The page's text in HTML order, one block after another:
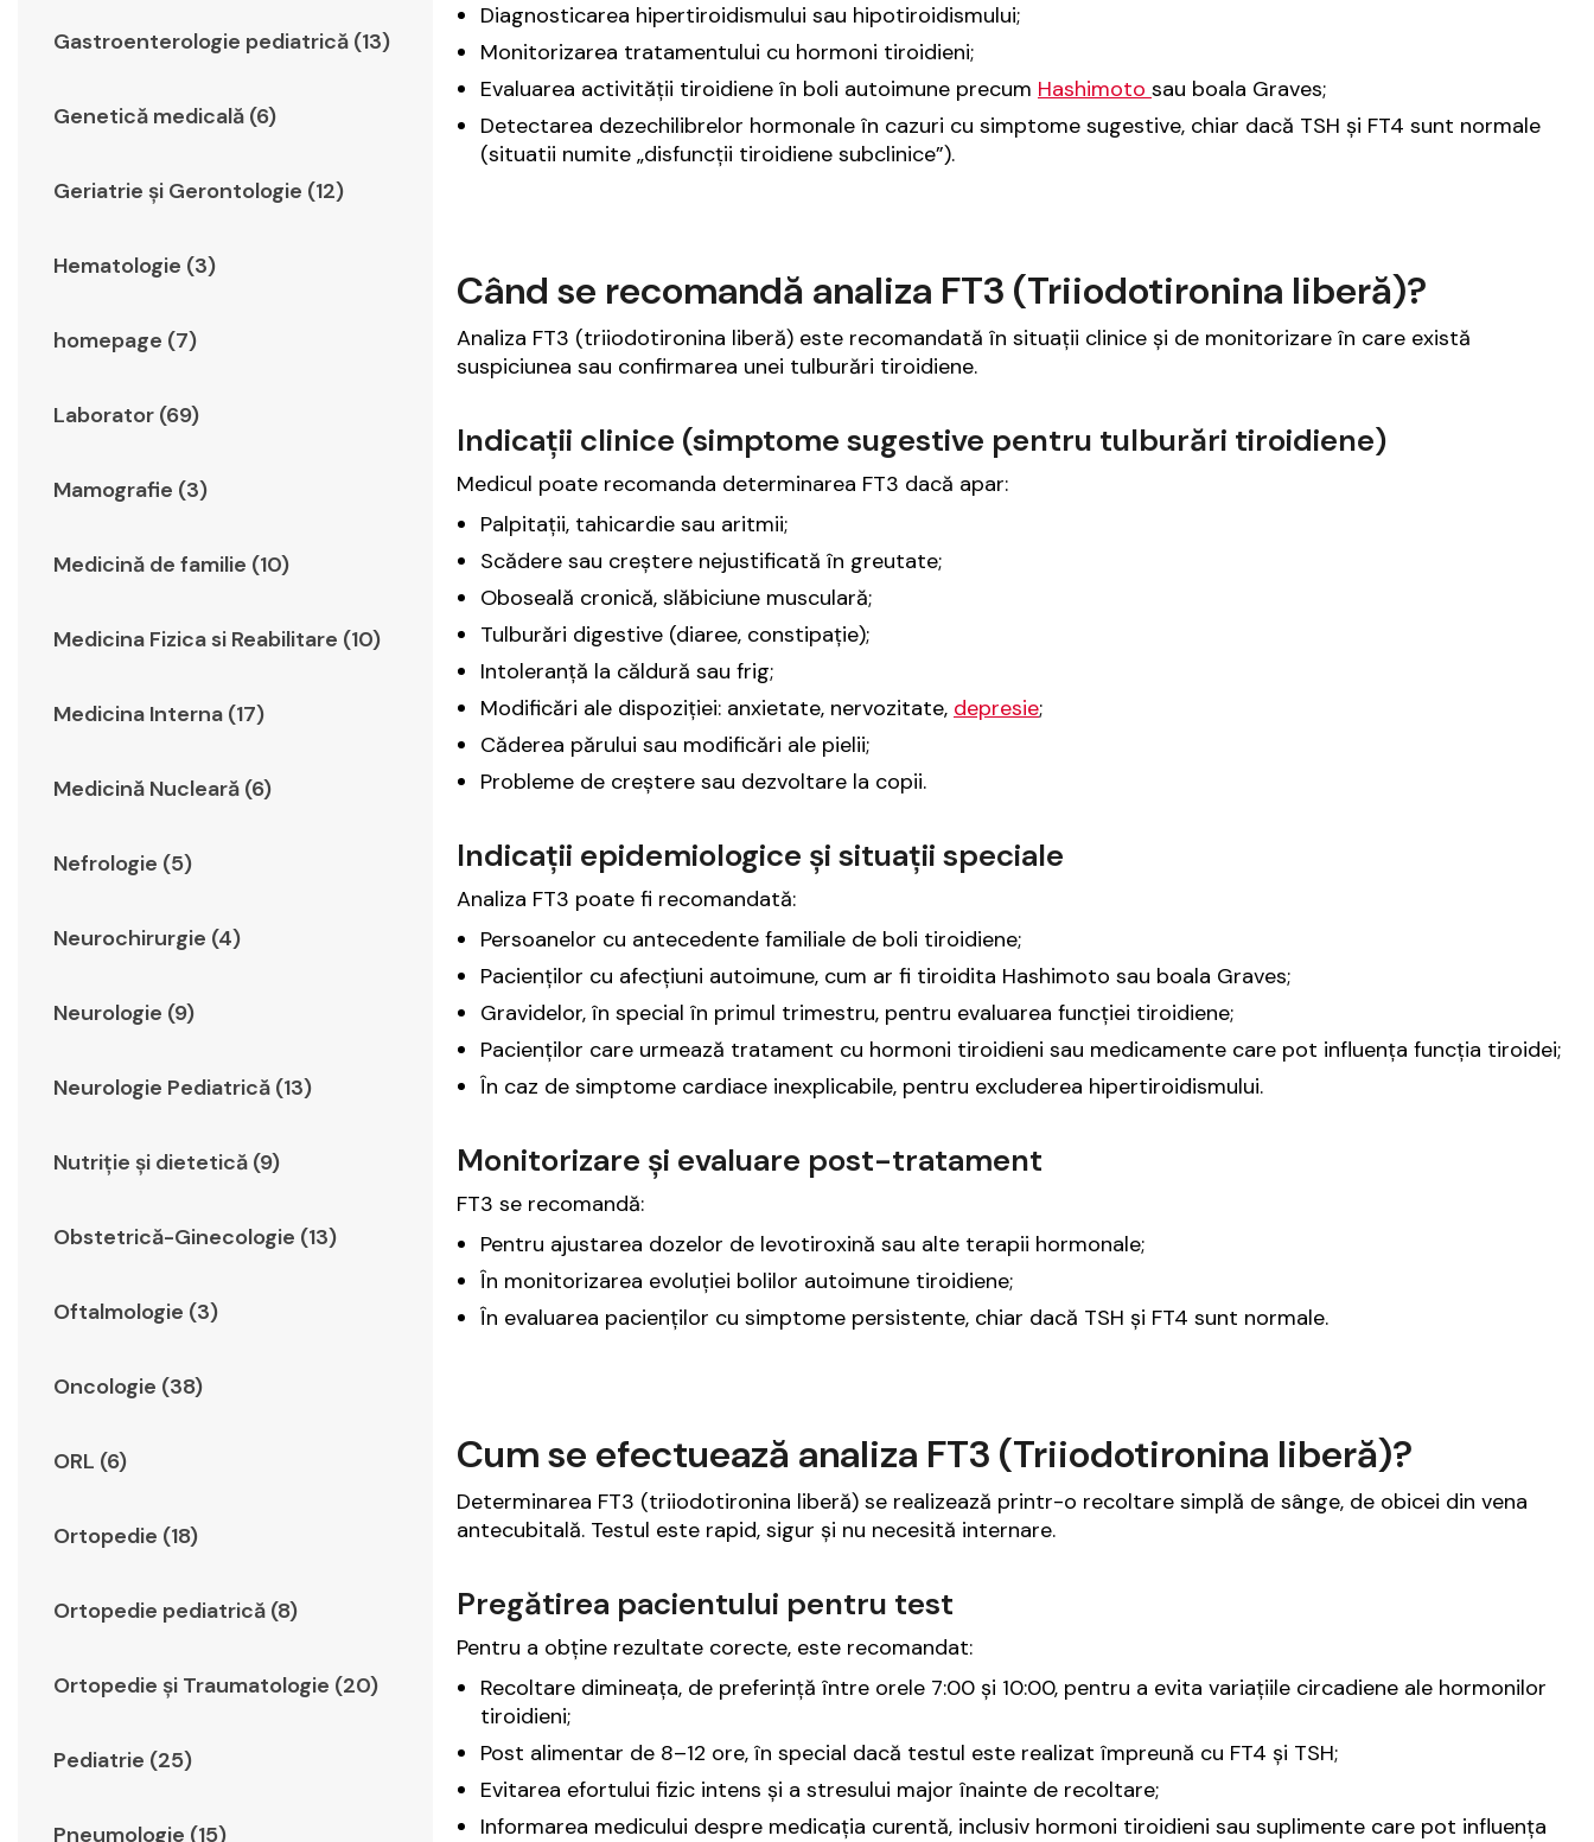
Gastroenterologie pediatrică (13)
Genetică medicală (6)
Geriatrie şi Gerontologie (12)
Hematologie (3)
homepage (7)
Laborator (69)
Mamografie (3)
Medicină de familie (10)
Medicina Fizica si Reabilitare (10)
Medicina Interna (17)
Medicină Nucleară (6)
Nefrologie (5)
Neurochirurgie (4)
Neurologie (9)
Neurologie Pediatrică (13)
Nutriție și dietetică (9)
Obstetrică-Ginecologie (13)
Oftalmologie (3)
Oncologie (38)
ORL (6)
Ortopedie (18)
Ortopedie pediatrică (8)
Ortopedie şi Traumatologie (20)
Pediatrie (25)
Pneumologie (15)
Diagnosticarea hipertiroidismului sau hipotiroidismului;
Monitorizarea tratamentului cu hormoni tiroidieni;
Evaluarea activității tiroidiene în boli autoimune precum Hashimoto sau boala Graves;
Detectarea dezechilibrelor hormonale în cazuri cu simptome sugestive, chiar dacă TSH și FT4 sunt normale
(situatii numite „disfuncții tiroidiene subclinice”).
Când se recomandă analiza FT3 (Triiodotironina liberă)?
Analiza FT3 (triiodotironina liberă) este recomandată în situații clinice și de monitorizare în care există
suspiciunea sau confirmarea unei tulburări tiroidiene.
Indicații clinice (simptome sugestive pentru tulburări tiroidiene)
Medicul poate recomanda determinarea FT3 dacă apar:
Palpitații, tahicardie sau aritmii;
Scădere sau creștere nejustificată în greutate;
Oboseală cronică, slăbiciune musculară;
Tulburări digestive (diaree, constipație);
Intoleranță la căldură sau frig;
Modificări ale dispoziției: anxietate, nervozitate, depresie;
Căderea părului sau modificări ale pielii;
Probleme de creștere sau dezvoltare la copii.
Indicații epidemiologice și situații speciale
Analiza FT3 poate fi recomandată:
Persoanelor cu antecedente familiale de boli tiroidiene;
Pacienților cu afecțiuni autoimune, cum ar fi tiroidita Hashimoto sau boala Graves;
Gravidelor, în special în primul trimestru, pentru evaluarea funcției tiroidiene;
Pacienților care urmează tratament cu hormoni tiroidieni sau medicamente care pot influența funcția tiroidei;
În caz de simptome cardiace inexplicabile, pentru excluderea hipertiroidismului.
Monitorizare și evaluare post-tratament
FT3 se recomandă:
Pentru ajustarea dozelor de levotiroxină sau alte terapii hormonale;
În monitorizarea evoluției bolilor autoimune tiroidiene;
În evaluarea pacienților cu simptome persistente, chiar dacă TSH și FT4 sunt normale.
Cum se efectuează analiza FT3 (Triiodotironina liberă)?
Determinarea FT3 (triiodotironina liberă) se realizează printr-o recoltare simplă de sânge, de obicei din vena
antecubitală. Testul este rapid, sigur și nu necesită internare.
Pregătirea pacientului pentru test
Pentru a obține rezultate corecte, este recomandat:
Recoltare dimineața, de preferință între orele 7:00 și 10:00, pentru a evita variațiile circadiene ale hormonilor
tiroidieni;
Post alimentar de 8–12 ore, în special dacă testul este realizat împreună cu FT4 și TSH;
Evitarea efortului fizic intens și a stresului major înainte de recoltare;
Informarea medicului despre medicația curentă, inclusiv hormoni tiroidieni sau suplimente care pot influența